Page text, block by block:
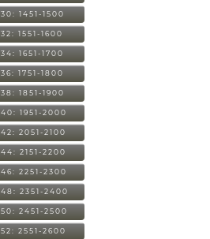
30: 1451-1500
32: 1551-1600
34: 1651-1700
36: 1751-1800
38: 1851-1900
40: 1951-2000
42: 2051-2100
44: 2151-2200
46: 2251-2300
48: 2351-2400
50: 2451-2500
52: 2551-2600